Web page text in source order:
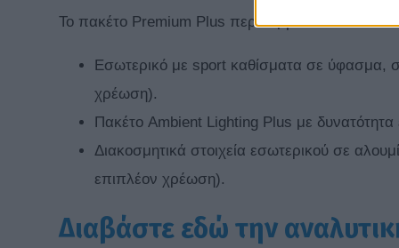
Το πακέτο Premium Plus περιλαμβάνει επιπλέον:
Εσωτερικό με sport καθίσματα σε ύφασμα,
χρέωση).
Πακέτο Ambient Lighting Plus με δυνατότητα
Διακοσμητικά στοιχεία εσωτερικού σε
επιπλέον χρέωση).
Διαβάστε εδώ την